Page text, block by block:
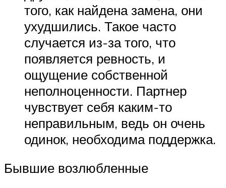
того, как найдена замена, они
ухудшились. Такое часто
случается из-за того, что
появляется ревность, и
ощущение собственной
неполноценности. Партнер
чувствует себя каким-то
неправильным, ведь он очень
одинок, необходима поддержка.
Бывшие возлюбленные